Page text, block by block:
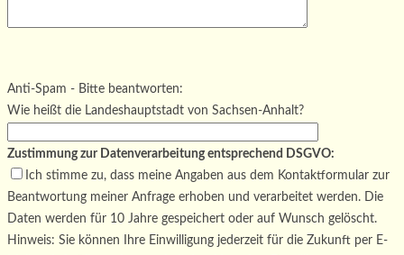
Bitte lasse dieses Feld leer.
Anti-Spam - Bitte beantworten:
Wie heißt die Landeshauptstadt von Sachsen-Anhalt?
Zustimmung zur Datenverarbeitung entsprechend DSGVO:
Ich stimme zu, dass meine Angaben aus dem Kontaktformular zur
Beantwortung meiner Anfrage erhoben und verarbeitet werden. Die
Daten werden für 10 Jahre gespeichert oder auf Wunsch gelöscht.
Hinweis: Sie können Ihre Einwilligung jederzeit für die Zukunft per E-